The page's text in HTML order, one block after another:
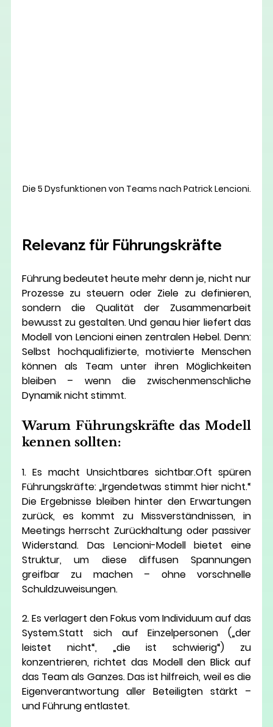
Die 5 Dysfunktionen von Teams nach Patrick Lencioni.
Relevanz für Führungskräfte
Führung bedeutet heute mehr denn je, nicht nur
Prozesse zu steuern oder Ziele zu definieren,
sondern die Qualität der Zusammenarbeit
bewusst zu gestalten. Und genau hier liefert das
Modell von Lencioni einen zentralen Hebel. Denn:
Selbst hochqualifizierte, motivierte Menschen
können als Team unter ihren Möglichkeiten
bleiben – wenn die zwischenmenschliche
Dynamik nicht stimmt.
Warum Führungskräfte das Modell
kennen sollten:
1. Es macht Unsichtbares sichtbar.Oft spüren
Führungskräfte: „Irgendetwas stimmt hier nicht.“
Die Ergebnisse bleiben hinter den Erwartungen
zurück, es kommt zu Missverständnissen, in
Meetings herrscht Zurückhaltung oder passiver
Widerstand. Das Lencioni-Modell bietet eine
Struktur, um diese diffusen Spannungen
greifbar zu machen – ohne vorschnelle
Schuldzuweisungen.
2. Es verlagert den Fokus vom Individuum auf das
System.Statt sich auf Einzelpersonen („der
leistet nicht“, „die ist schwierig“) zu
konzentrieren, richtet das Modell den Blick auf
das Team als Ganzes. Das ist hilfreich, weil es die
Eigenverantwortung aller Beteiligten stärkt –
und Führung entlastet.